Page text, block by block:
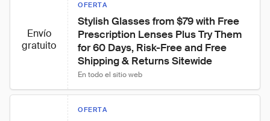
Envío
gratuito
OFERTA
Stylish Glasses from $79 with Free
Prescription Lenses Plus Try Them
for 60 Days, Risk-Free and Free
Shipping & Returns Sitewide
En todo el sitio web
OFERTA